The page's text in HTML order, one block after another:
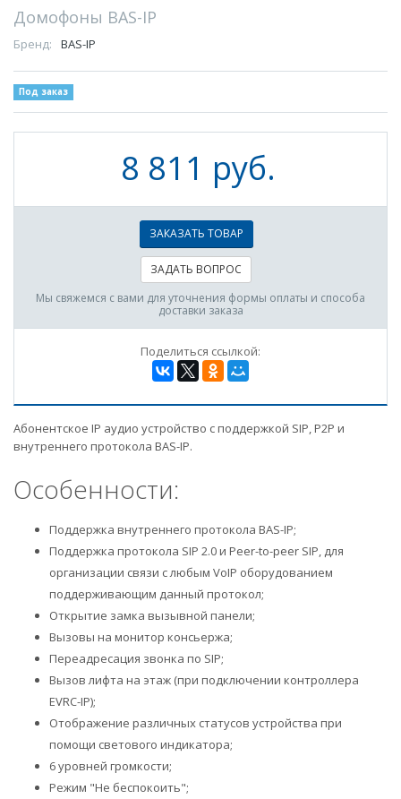
Домофоны BAS-IP
Бренд: BAS-IP
Под заказ
8 811 руб.
ЗАКАЗАТЬ ТОВАР
ЗАДАТЬ ВОПРОС
Мы свяжемся с вами для уточнения формы оплаты и способа
доставки заказа
Поделиться ссылкой:
Абонентское IP аудио устройство с поддержкой SIP, P2P и
внутреннего протокола BAS-IP.
Особенности:
Поддержка внутреннего протокола BAS-IP;
Поддержка протокола SIP 2.0 и Peer-to-peer SIP, для
организации связи с любым VoIP оборудованием
поддерживающим данный протокол;
Открытие замка вызывной панели;
Вызовы на монитор консьержа;
Переадресация звонка по SIP;
Вызов лифта на этаж (при подключении контроллера
EVRC-IP);
Отображение различных статусов устройства при
помощи светового индикатора;
6 уровней громкости;
Режим "Не беспокоить";